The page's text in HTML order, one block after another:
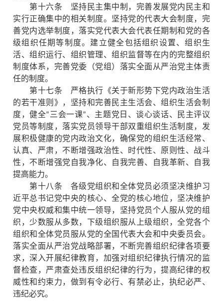
第十六条 坚持民主集中制，完善发展党内民主和
实行正确集中的相关制度。坚持党的代表大会制度，完
善党内选举制度，落实党代表大会代表任期制和党的各
级组织任期等制度。建立健全包括组织设置、组织生
活、组织运行、组织管理、组织监督等在内的完整组织
制度体系，完善党委（党组）落实全面从严治党主体责
任的制度。
第十七条 严格执行《关于新形势下党内政治生活
的若干准则》，坚持和完善民主生活会、组织生活会制
度，健全“三会一课”、主题党日、谈心谈话、民主评议
党员等制度，落实党员领导干部双重组织生活制度，发
展积极健康的党内政治文化，确保党的组织生活经常、
认真、严肃，不断增强政治性、时代性、原则性、战斗
性，不断增强党自我净化、自我完善、自我革新、自我
提高能力。
第十八条 各级党组织和全体党员必须坚决维护习
近平总书记党中央的核心、全党的核心地位，坚决维护
党中央权威和集中统一领导，坚持党员个人服从党的组
织，少数服从多数，下级组织服从上级组织，全党各个
组织和全体党员服从党的全国代表大会和中央委员会。
落实全面从严治党战略部署，不断完善组织纪律各项要
求，深入开展纪律教育，加强对组织纪律执行情况的监
督检查，严肃查处违反组织纪律的行为，提高纪律的权
威性和约束力，做到有令必行、有禁必止，执纪必严、
违纪必究。